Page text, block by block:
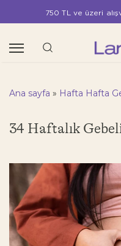
750 TL ve üzeri
Ana sayfa » Hafta Hafta
34 Haftalık